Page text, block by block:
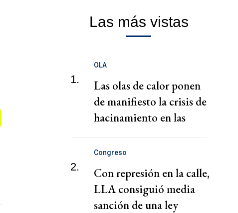
Las más vistas
1.
OLA
Las olas de calor ponen
de manifiesto la crisis de
hacinamiento en las
2.
Congreso
Con represión en la calle,
LLA consiguió media
sanción de una ley